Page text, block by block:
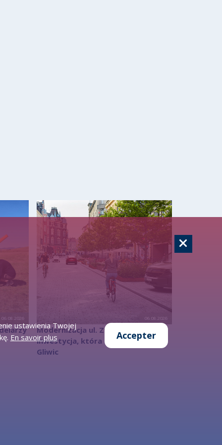
06.08.2026 06.08.2026
Modernizacja ul. Zwycięstwa –
inwestycja, która odmieni centrum
Gliwic
ustawienia Twojej
En savoir plus Accepter